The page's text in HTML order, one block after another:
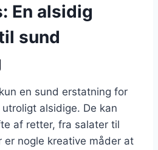
En alsidig
sund
en sund erstatning for
alsidige. De kan
af retter, fra salater til
er nogle kreative måder at